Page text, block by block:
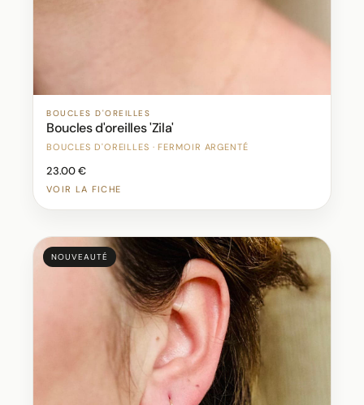
BOUCLES D'OREILLES
Boucles d'oreilles 'Zila'
BOUCLES D'OREILLES · FERMOIR ARGENTÉ
23.00 €
VOIR LA FICHE
NOUVEAUTÉ